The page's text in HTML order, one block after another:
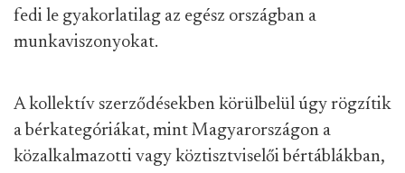
fedi le gyakorlatilag az egész országban a
munkaviszonyokat.
A kollektív szerződésekben körülbelül úgy rögzítik
a bérkategóriákat, mint Magyarországon a
közalkalmazotti vagy köztisztviselői bértáblákban,